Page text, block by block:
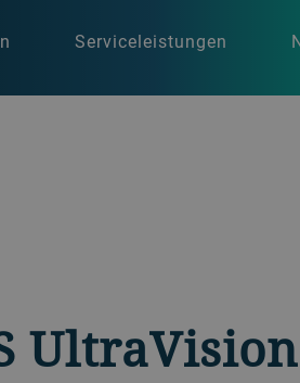
Serviceleistungen
UltraVision